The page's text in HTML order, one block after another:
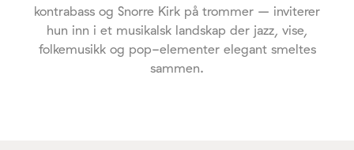
kontrabass og Snorre Kirk på trommer – inviterer
hun inn i et musikalsk landskap der jazz, vise,
folkemusikk og pop-elementer elegant smeltes
sammen.